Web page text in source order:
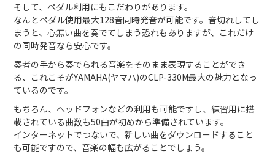
そして、ペダル利用にもこだわりがあります。
なんとペダル使用最大128音同時発音が可能です。音切れしてし
まうと、心無い曲を奏でてしまう恐れもありますが、これだけ
の同時発音なら安心です。
奏者の手から奏でられる音楽をそのまま表現することができ
る、これこそがYAMAHA(ヤマハ)のCLP-330M最大の魅力となっ
ているのです。
もちろん、ヘッドフォンなどの利用も可能ですし、練習用に搭
載されている曲数も50曲が初めから準備されています。
インターネットでつないで、新しい曲をダウンロードすること
も可能ですので、音楽の幅も広がることでしょう。